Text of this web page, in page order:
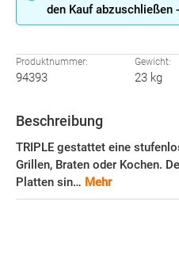
den Kauf abzuschließen -
Produktnummer:
94393
Gewicht:
23 kg
Beschreibung
TRIPLE gestattet eine
Grillen, Braten oder Kochen.
Platten sin… Mehr